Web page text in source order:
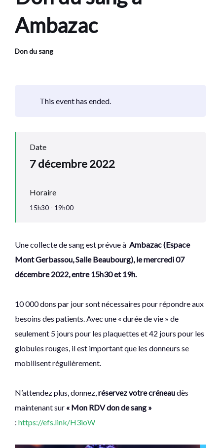
Ambazac
Don du sang
This event has ended.
Date
7 décembre 2022
Horaire
15h30 - 19h00
Une collecte de sang est prévue à Ambazac (Espace
Mont Gerbassou, Salle Beaubourg), le mercredi 07
décembre 2022, entre 15h30 et 19h.
10 000 dons par jour sont nécessaires pour répondre aux
besoins des patients. Avec une « durée de vie » de
seulement 5 jours pour les plaquettes et 42 jours pour les
globules rouges, il est important que les donneurs se
mobilisent régulièrement.
N’attendez plus, donnez,réservez votre créneaudès
maintenant sur « Mon RDV don de sang »
: https://efs.link/H3ioW